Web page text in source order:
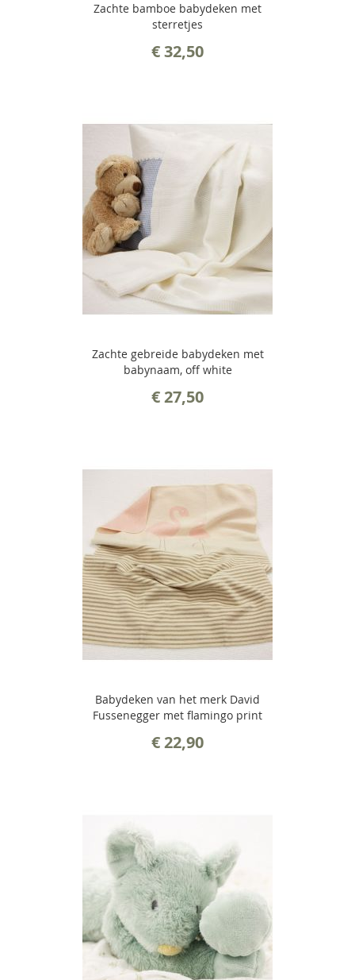
Zachte bamboe babydeken met
sterretjes
€ 32,50
Zachte gebreide babydeken met
babynaam, off white
€ 27,50
Babydeken van het merk David
Fussenegger met flamingo print
€ 22,90